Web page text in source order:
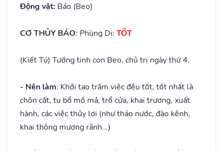
Động vật: Báo (Beo)
CƠ THỦY BÁO: Phùng Dị: TỐT
(Kiết Tú) Tướng tinh con Beo, chủ trị ngày thứ 4.
- Nên làm: Khởi tạo trăm việc đều tốt, tốt nhất là
chôn cất, tu bổ mồ mả, trổ cửa, khai trương, xuất
hành, các việc thủy lợi (như tháo nước, đào kênh,
khai thông mương rãnh...)